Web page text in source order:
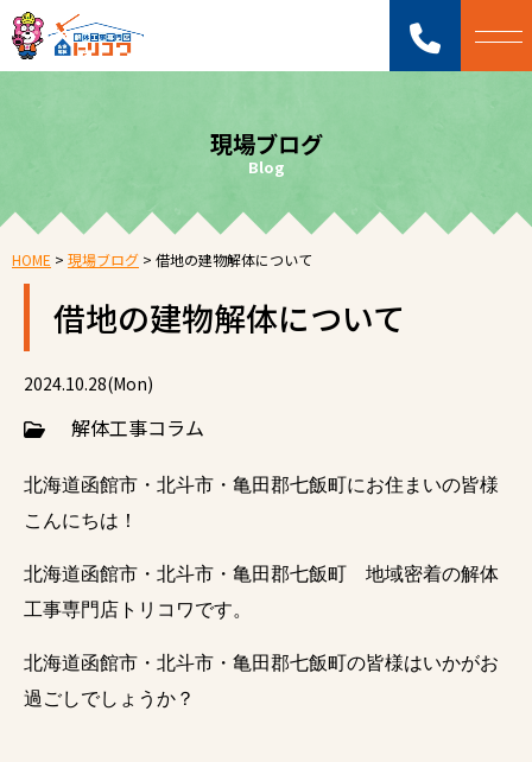
現場ブログ
Blog
HOME > 現場ブログ > 借地の建物解体について
借地の建物解体について
2024.10.28(Mon)
解体工事コラム
北海道函館市・北斗市・亀田郡七飯町にお住まいの皆様
こんにちは！
北海道函館市・北斗市・亀田郡七飯町 地域密着の解体
工事専門店トリコワです。
北海道函館市・北斗市・亀田郡七飯町の皆様はいかがお
過ごしでしょうか？